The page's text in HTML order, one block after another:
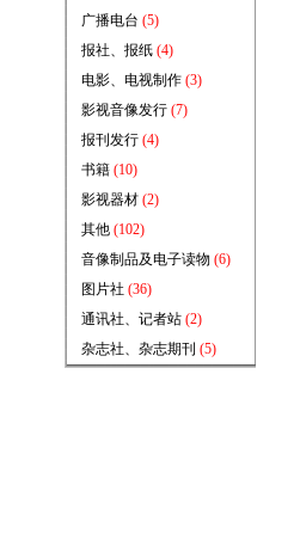
广播电台 (5)
报社、报纸 (4)
电影、电视制作 (3)
影视音像发行 (7)
报刊发行 (4)
书籍 (10)
影视器材 (2)
其他 (102)
音像制品及电子读物 (6)
图片社 (36)
通讯社、记者站 (2)
杂志社、杂志期刊 (5)